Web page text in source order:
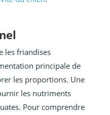
les friandises
principale de
les proportions. Une
les nutriments
Pour comprendre